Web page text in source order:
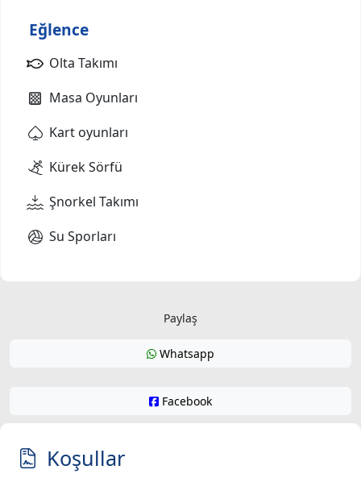
Eğlence
Olta Takımı
Masa Oyunları
Kart oyunları
Kürek Sörfü
Şnorkel Takımı
Su Sporları
Paylaş
Whatsapp
Facebook
Koşullar